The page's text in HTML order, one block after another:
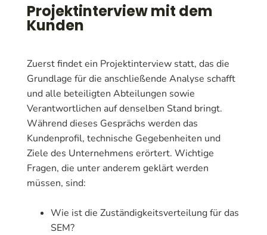
Projektinterview mit dem
Kunden
Zuerst findet ein Projektinterview statt, das die
Grundlage für die anschließende Analyse schafft
und alle beteiligten Abteilungen sowie
Verantwortlichen auf denselben Stand bringt.
Während dieses Gesprächs werden das
Kundenprofil, technische Gegebenheiten und
Ziele des Unternehmens erörtert. Wichtige
Fragen, die unter anderem geklärt werden
müssen, sind:
Wie ist die Zuständigkeitsverteilung für das
SEM?